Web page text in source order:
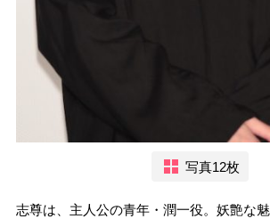
写真12枚
志尊は、主人公の青年・潤一役。妖艶な